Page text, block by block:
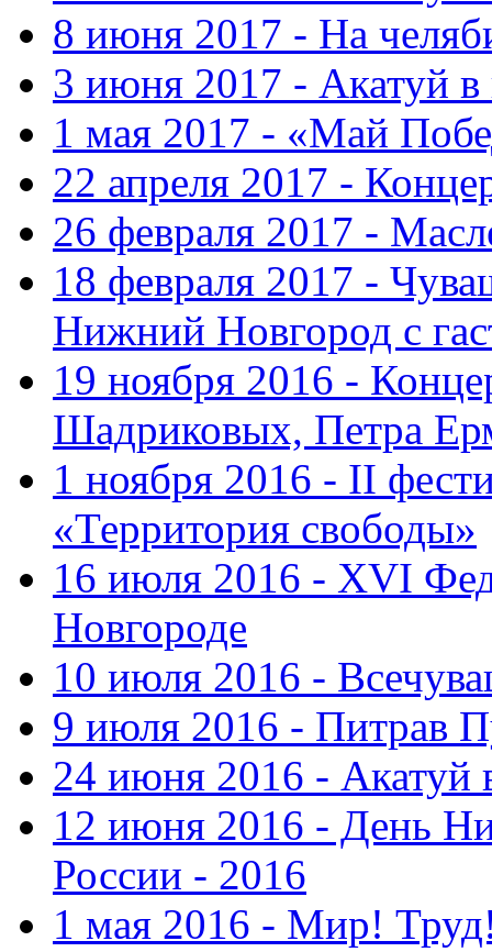
8 июня 2017 - На
3 июня 2017 - Акатуй в
1 мая 2017 - «Май
22 апреля 2017 -
26 февраля 2017 -
18 февраля 2017 -
Нижний Новгород с
19 ноября 2016 -
Шадриковых, Петра
1 ноября 2016 - II
«Территория свободы»
16 июля 2016 - XVI
Новгороде
10 июля 2016 -
9 июля 2016 - Питрав
24 июня 2016 - Акатуй
12 июня 2016 - День
России - 2016
1 мая 2016 - Мир!